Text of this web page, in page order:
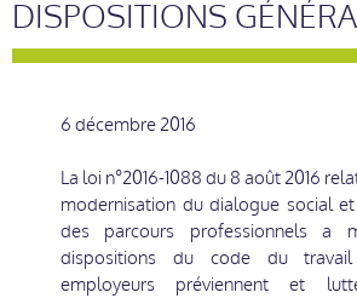
DISPOSITIONS
6 décembre 2016
La loi n°2016-1088 du 8 août 2016
modernisation du dialogue social
des parcours professionnels a
dispositions du code du
employeurs préviennent et